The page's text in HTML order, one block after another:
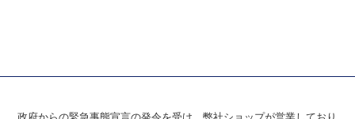
政府からの緊急事態宣言の発令を受け、弊社ショップが営業しており